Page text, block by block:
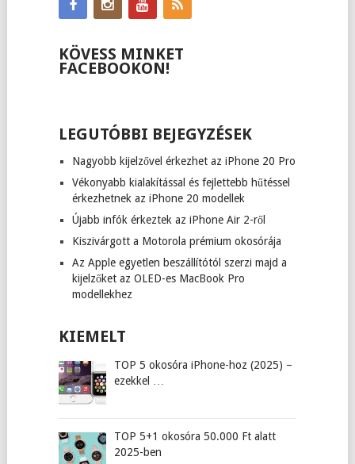
KÖVESS MINKET
FACEBOOKON!
LEGUTÓBBI BEJEGYZÉSEK
Nagyobb kijelzővel érkezhet az iPhone 20 Pro
Vékonyabb kialakítással és fejlettebb hűtéssel
érkezhetnek az iPhone 20 modellek
Újabb infók érkeztek az iPhone Air 2-ről
Kiszivárgott a Motorola prémium okosórája
Az Apple egyetlen beszállítótól szerzi majd a
kijelzőket az OLED-es MacBook Pro
modellekhez
KIEMELT
TOP 5 okosóra iPhone-hoz (2025) –
ezekkel …
TOP 5+1 okosóra 50.000 Ft alatt
2025-ben